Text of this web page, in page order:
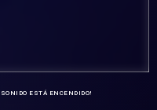
SONIDO ESTÁ ENCENDIDO!